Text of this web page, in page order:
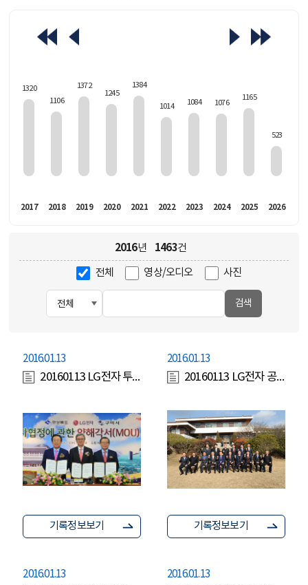
1320
2017
1106
2018
1372
2019
1245
2020
1384
2021
1014
2022
1084
2023
1076
2024
1165
2025
523
2026
2016년 1463건
전체 영상/오디오 사진
검색
2016.01.13
20160113 LG전자 투자협정에 관한 MOU체결
기록정보보기
2016.01.13
20160113 LG전자 공관오찬
기록정보보기
2016.01.13 2016.01.13